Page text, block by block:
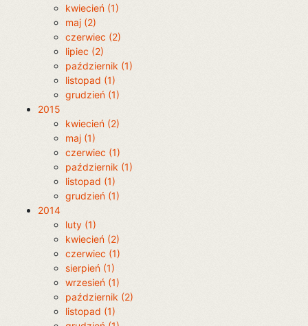
kwiecień (1)
maj (2)
czerwiec (2)
lipiec (2)
październik (1)
listopad (1)
grudzień (1)
2015
kwiecień (2)
maj (1)
czerwiec (1)
październik (1)
listopad (1)
grudzień (1)
2014
luty (1)
kwiecień (2)
czerwiec (1)
sierpień (1)
wrzesień (1)
październik (2)
listopad (1)